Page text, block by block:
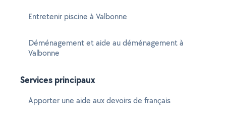
Entretenir piscine à Valbonne
Déménagement et aide au déménagement à
Valbonne
Services principaux
Apporter une aide aux devoirs de français